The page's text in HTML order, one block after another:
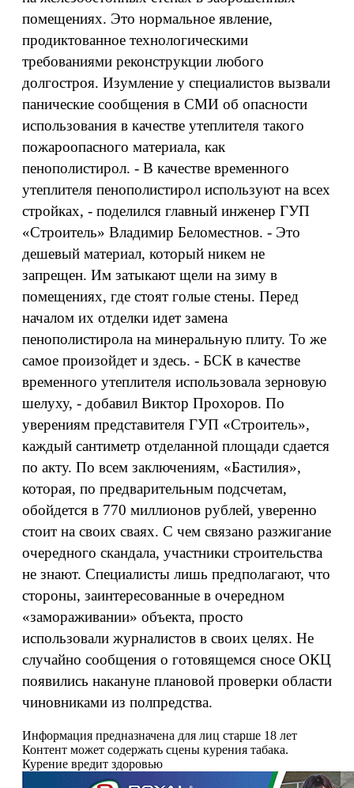
помещениях. Это нормальное явление,
продиктованное технологическими
требованиями реконструкции любого
долгостроя. Изумление у специалистов вызвали
панические сообщения в СМИ об опасности
использования в качестве утеплителя такого
пожароопасного материала, как
пенополистирол. - В качестве временного
утеплителя пенополистирол используют на всех
стройках, - поделился главный инженер ГУП
«Строитель» Владимир Беломестнов. - Это
дешевый материал, который никем не
запрещен. Им затыкают щели на зиму в
помещениях, где стоят голые стены. Перед
началом их отделки идет замена
пенополистирола на минеральную плиту. То же
самое произойдет и здесь. - БСК в качестве
временного утеплителя использовала зерновую
шелуху, - добавил Виктор Прохоров. По
уверениям представителя ГУП «Строитель»,
каждый сантиметр отделанной площади сдается
по акту. По всем заключениям, «Бастилия»,
которая, по предварительным подсчетам,
обойдется в 770 миллионов рублей, уверенно
стоит на своих сваях. С чем связано разжигание
очередного скандала, участники строительства
не знают. Специалисты лишь предполагают, что
стороны, заинтересованные в очередном
«замораживании» объекта, просто
использовали журналистов в своих целях. Не
случайно сообщения о готовящемся сносе ОКЦ
появились накануне плановой проверки области
чиновниками из полпредства.
Информация предназначена для лиц старше 18 лет
Контент может содержать сцены курения табака.
Курение вредит здоровью